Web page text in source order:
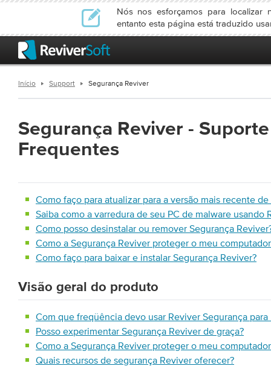
Nós nos esforçamos para localizar
entanto esta página está traduzido
Início Support Segurança Reviver
Segurança Reviver -
Frequentes
Como faço para atualizar para a versão mais recente
Saiba como a varredura de seu PC de malware usando
Como posso desinstalar ou remover Segurança
Como a Segurança Reviver proteger o meu
Como faço para baixar e instalar Segurança Reviver?
Visão geral do produto
Com que freqüência devo usar Reviver Segurança
Posso experimentar Segurança Reviver de graça?
Como a Segurança Reviver proteger o meu
Quais recursos de segurança Reviver oferecer?